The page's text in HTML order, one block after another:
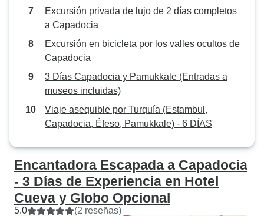
Excursión privada de lujo de 2 días completos
a Capadocia
Excursión en bicicleta por los valles ocultos de
Capadocia
3 Días Capadocia y Pamukkale (Entradas a
museos incluidas)
Viaje asequible por Turquía (Estambul,
Capadocia, Éfeso, Pamukkale) - 6 DÍAS
Encantadora Escapada a Capadocia
- 3 Días de Experiencia en Hotel
Cueva y Globo Opcional
5.0 (2 reseñas)